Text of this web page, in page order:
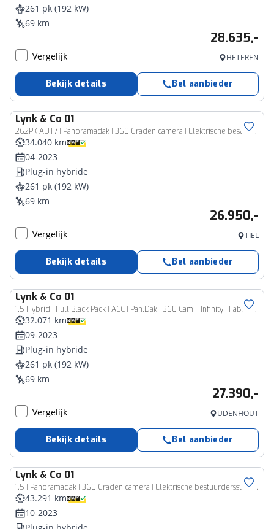
261 pk (192 kW)
69 km
28.635,-
Vergelijk HETEREN
Bekijk details Bel aanbieder
Lynk & Co 01
262PK AUT7 | Panoramadak | 360 Graden camera | Elektrische bestuurdersstoel met geheugen | Stoelverwarming | Actieve bochtverlichting | Adaptieve Cruise Control | Stuurassistent | Lane Assist | Navigatie | Elektrische Achterklep | Keyless Entry | Dodehoekassistent
34.040 km
04-2023
Plug-in hybride
261 pk (192 kW)
69 km
26.950,-
Vergelijk TIEL
Bekijk details Bel aanbieder
Lynk & Co 01
1.5 Hybrid | Full Black Pack | ACC | Pan.Dak | 360 Cam. | Infinity | Fabrieksgarantie | Zwarte Hemel |
32.071 km
09-2023
Plug-in hybride
261 pk (192 kW)
69 km
27.390,-
Vergelijk UDENHOUT
Bekijk details Bel aanbieder
Lynk & Co 01
1.5 | Panoramadak | 360 Graden camera | Elektrische bestuurdersstoel met geheugen | Stoelverwarming | Actieve bochtverlichting | Adaptieve Cruise Control | Stuurassistent | Lane Assist | Navigatie | Elektrische Achterklep | Keyless Entry | Dodehoekassistent
43.291 km
10-2023